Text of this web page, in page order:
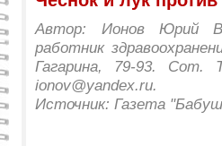
Автор: Ионов Юрий
работник
Гагарина, 79-93. Сот.
ionov@yandex.ru.
Источник: Газета